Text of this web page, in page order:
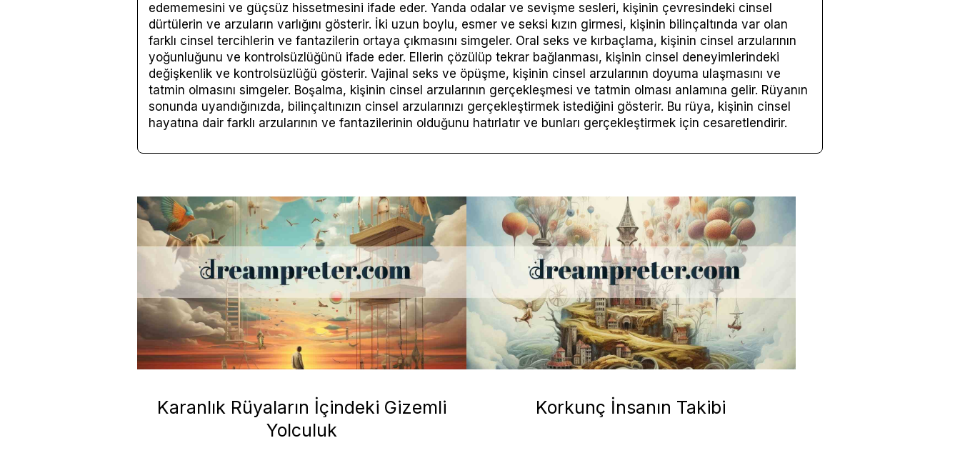
edememesini ve güçsüz hissetmesini ifade eder. Yanda odalar ve sevişme sesleri, kişinin çevresindeki cinsel
dürtülerin ve arzuların varlığını gösterir. İki uzun boylu, esmer ve seksi kızın girmesi, kişinin bilinçaltında var olan
farklı cinsel tercihlerin ve fantazilerin ortaya çıkmasını simgeler. Oral seks ve kırbaçlama, kişinin cinsel arzularının
yoğunluğunu ve kontrolsüzlüğünü ifade eder. Ellerin çözülüp tekrar bağlanması, kişinin cinsel deneyimlerindeki
değişkenlik ve kontrolsüzlüğü gösterir. Vajinal seks ve öpüşme, kişinin cinsel arzularının doyuma ulaşmasını ve
tatmin olmasını simgeler. Boşalma, kişinin cinsel arzularının gerçekleşmesi ve tatmin olması anlamına gelir. Rüyanın
sonunda uyandığınızda, bilinçaltınızın cinsel arzularınızı gerçekleştirmek istediğini gösterir. Bu rüya, kişinin cinsel
hayatına dair farklı arzularının ve fantazilerinin olduğunu hatırlatır ve bunları gerçekleştirmek için cesaretlendirir.
Karanlık Rüyaların İçindeki Gizemli
Yolculuk
Korkunç İnsanın Takibi